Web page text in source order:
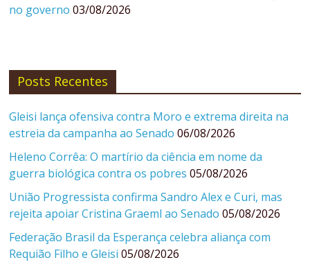
no governo 03/08/2026
Posts Recentes
Gleisi lança ofensiva contra Moro e extrema direita na
estreia da campanha ao Senado 06/08/2026
Heleno Corrêa: O martírio da ciência em nome da
guerra biológica contra os pobres 05/08/2026
União Progressista confirma Sandro Alex e Curi, mas
rejeita apoiar Cristina Graeml ao Senado 05/08/2026
Federação Brasil da Esperança celebra aliança com
Requião Filho e Gleisi 05/08/2026